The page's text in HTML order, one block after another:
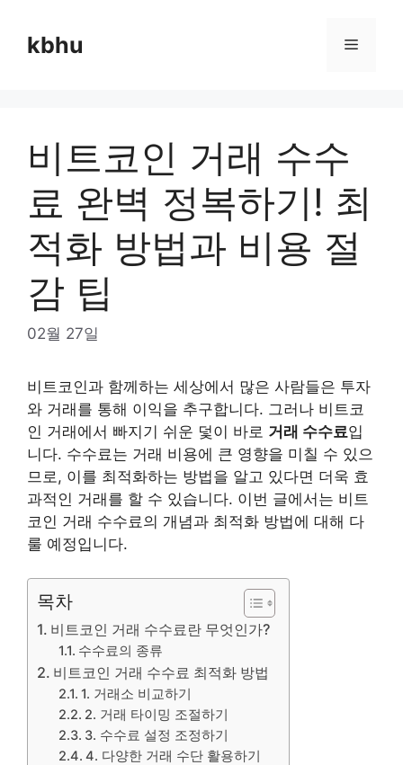
contentkbhu Menu
비트코인 거래 수수
료 완벽 정복하기! 최
적화 방법과 비용 절
감 팁
02월 27일
비트코인과 함께하는 세상에서 많은 사람들은 투자
와 거래를 통해 이익을 추구합니다. 그러나 비트코
인 거래에서 빠지기 쉬운 덫이 바로 거래 수수료입
니다. 수수료는 거래 비용에 큰 영향을 미칠 수 있으
므로, 이를 최적화하는 방법을 알고 있다면 더욱 효
과적인 거래를 할 수 있습니다. 이번 글에서는 비트
코인 거래 수수료의 개념과 최적화 방법에 대해 다
룰 예정입니다.
목차
비트코인 거래 수수료란 무엇인가?
수수료의 종류
비트코인 거래 수수료 최적화 방법
1. 거래소 비교하기
2. 거래 타이밍 조절하기
3. 수수료 설정 조정하기
4. 다양한 거래 수단 활용하기